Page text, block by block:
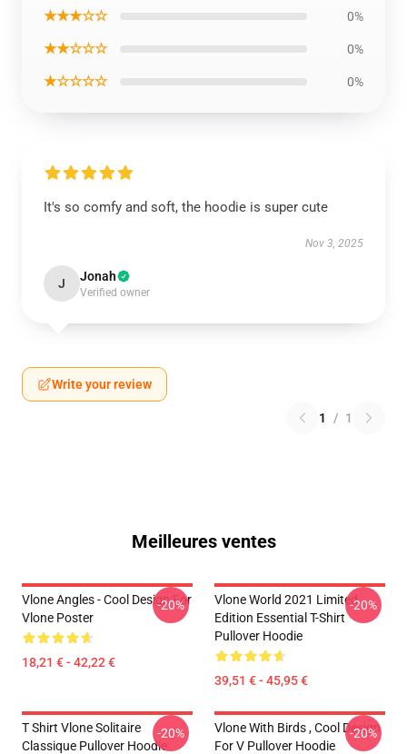
★★★☆☆ 0%
★★☆☆☆ 0%
★☆☆☆☆ 0%
It's so comfy and soft, the hoodie is super cute
Nov 3, 2025
J Jonah
Verified owner
Write your review
1 / 1
Meilleures ventes
Vlone Angles - Cool Design For
Vlone Poster
18,21 € - 42,22 €
-20%
Vlone World 2021 Limited
Edition Essential T-Shirt
Pullover Hoodie
39,51 € - 45,95 €
-20%
T Shirt Vlone Solitaire
Classique Pullover Hoodie
-20%
Vlone With Birds , Cool Design
For V Pullover Hoodie
-20%